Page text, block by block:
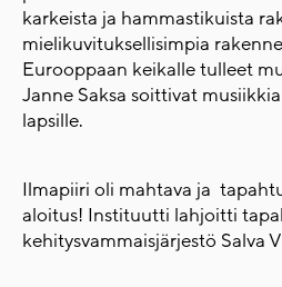
karkeista ja hammastikuista
mielikuvituksellisimpia
Eurooppaan keikalle tulleet
Janne Saksa soittivat
lapsille.
Ilmapiiri oli mahtava ja
aloitus! Instituutti lahjoitti
kehitysvammaisjärjestö Salva